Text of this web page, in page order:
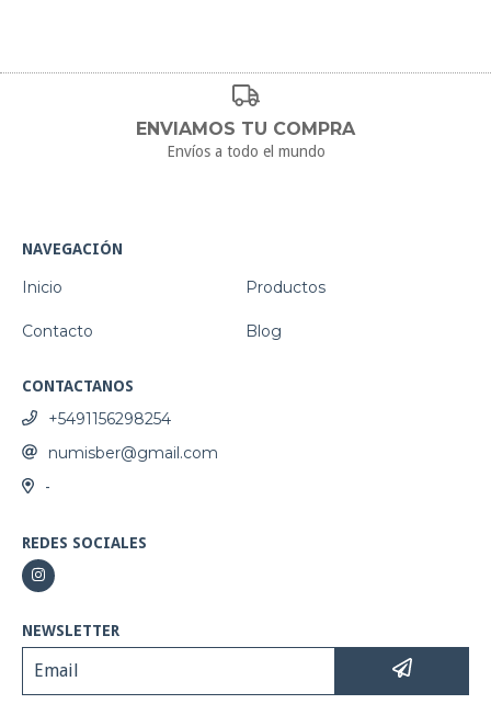
ENVIAMOS TU COMPRA
Envíos a todo el mundo
NAVEGACIÓN
Inicio Productos
Contacto Blog
CONTACTANOS
+5491156298254
numisber@gmail.com
-
REDES SOCIALES
NEWSLETTER